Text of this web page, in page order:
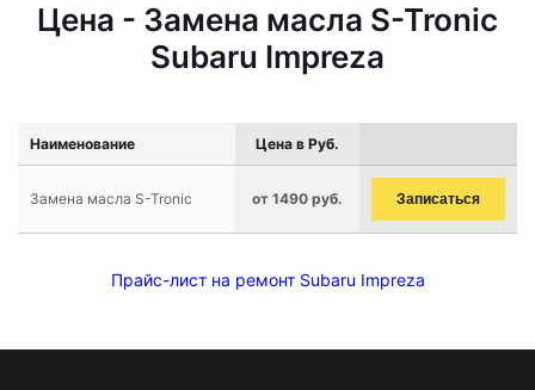
Цена - Замена масла S-Tronic
Subaru Impreza
Наименование Цена в Руб.
Замена масла S-Tronic от 1490 руб. Записаться
Прайс-лист на ремонт Subaru Impreza